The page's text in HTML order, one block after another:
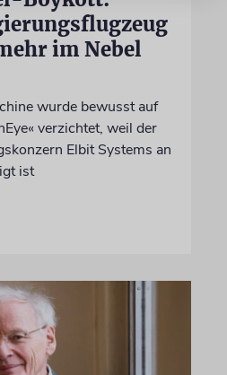
im Nebel
wurde bewusst auf
verzichtet, weil der
Elbit Systems an
ist